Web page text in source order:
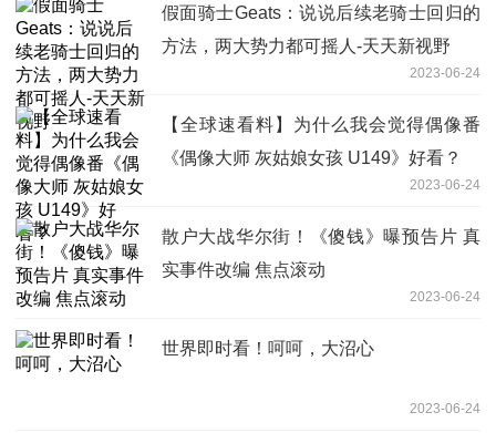
假面骑士Geats：说说后续老骑士回归的
方法，两大势力都可摇人-天天新视野
2023-06-24
【全球速看料】为什么我会觉得偶像番
《偶像大师 灰姑娘女孩 U149》好看？
2023-06-24
散户大战华尔街！《傻钱》曝预告片 真
实事件改编 焦点滚动
2023-06-24
世界即时看！呵呵，大沼心
2023-06-24